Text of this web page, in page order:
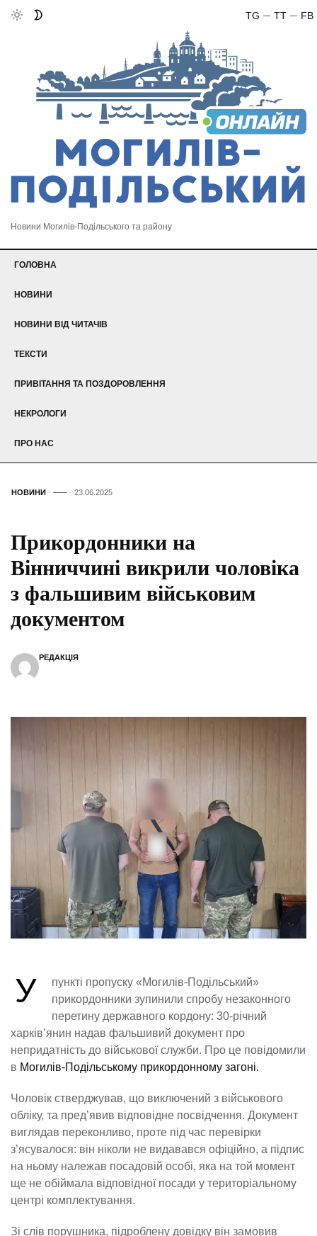
FB
TT
TG
Новини Могилів-Подільського та району
ГОЛОВНА
НОВИНИ
НОВИНИ ВІД ЧИТАЧІВ
ТЕКСТИ
ПРИВІТАННЯ ТА ПОЗДОРОВЛЕННЯ
НЕКРОЛОГИ
ПРО НАС
НОВИНИ 23.06.2025
Прикордонники на
Вінниччині викрили чоловіка
з фальшивим військовим
документом
РЕДАКЦІЯ
У
пункті пропуску «Могилів-Подільський»
прикордонники зупинили спробу незаконного
перетину державного кордону: 30-річний
харків’янин надав фальшивий документ про
непридатність до військової служби. Про це повідомили
в Могилів-Подільському прикордонному загоні.
Чоловік стверджував, що виключений з військового
обліку, та пред’явив відповідне посвідчення. Документ
виглядав переконливо, проте під час перевірки
з’ясувалося: він ніколи не видавався офіційно, а підпис
на ньому належав посадовій особі, яка на той момент
ще не обіймала відповідної посади у територіальному
центрі комплектування.
Зі слів порушника, підроблену довідку він замовив